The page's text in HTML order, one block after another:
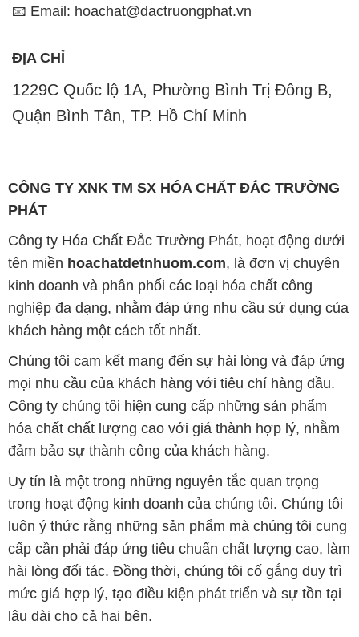
📧 Email: hoachat@dactruongphat.vn
ĐỊA CHỈ
1229C Quốc lộ 1A, Phường Bình Trị Đông B,
Quận Bình Tân, TP. Hồ Chí Minh
CÔNG TY XNK TM SX HÓA CHẤT ĐẮC TRƯỜNG
PHÁT
Công ty Hóa Chất Đắc Trường Phát, hoạt động dưới
tên miền hoachatdetnhuom.com, là đơn vị chuyên
kinh doanh và phân phối các loại hóa chất công
nghiệp đa dạng, nhằm đáp ứng nhu cầu sử dụng của
khách hàng một cách tốt nhất.
Chúng tôi cam kết mang đến sự hài lòng và đáp ứng
mọi nhu cầu của khách hàng với tiêu chí hàng đầu.
Công ty chúng tôi hiện cung cấp những sản phẩm
hóa chất chất lượng cao với giá thành hợp lý, nhằm
đảm bảo sự thành công của khách hàng.
Uy tín là một trong những nguyên tắc quan trọng
trong hoạt động kinh doanh của chúng tôi. Chúng tôi
luôn ý thức rằng những sản phẩm mà chúng tôi cung
cấp cần phải đáp ứng tiêu chuẩn chất lượng cao, làm
hài lòng đối tác. Đồng thời, chúng tôi cố gắng duy trì
mức giá hợp lý, tạo điều kiện phát triển và sự tồn tại
lâu dài cho cả hai bên.